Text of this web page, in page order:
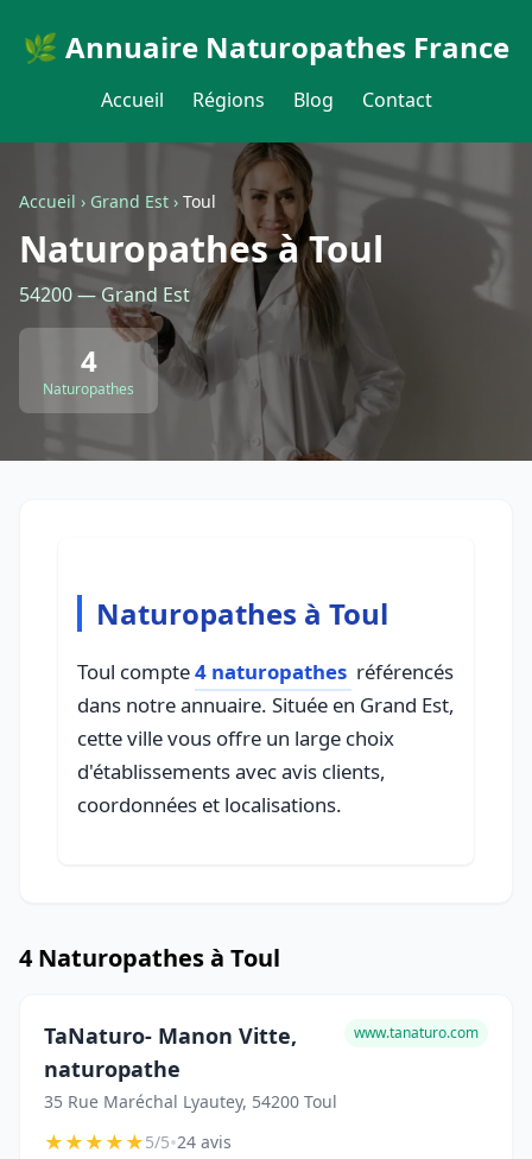
🌿 Annuaire Naturopathes France
Accueil Régions Blog Contact
Accueil › Grand Est › Toul
Naturopathes à Toul
54200 — Grand Est
4
Naturopathes
Naturopathes à Toul
Toul compte4 naturopathes référencés
dans notre annuaire. Située en Grand Est,
cette ville vous offre un large choix
d'établissements avec avis clients,
coordonnées et localisations.
4 Naturopathes à Toul
TaNaturo- Manon Vitte,
naturopathe
35 Rue Maréchal Lyautey, 54200 Toul
www.tanaturo.com
★★★★★5/5•24 avis